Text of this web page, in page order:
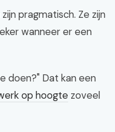
pragmatisch. Ze zijn
wanneer er een
doen?" Dat kan een
op hoogte zoveel